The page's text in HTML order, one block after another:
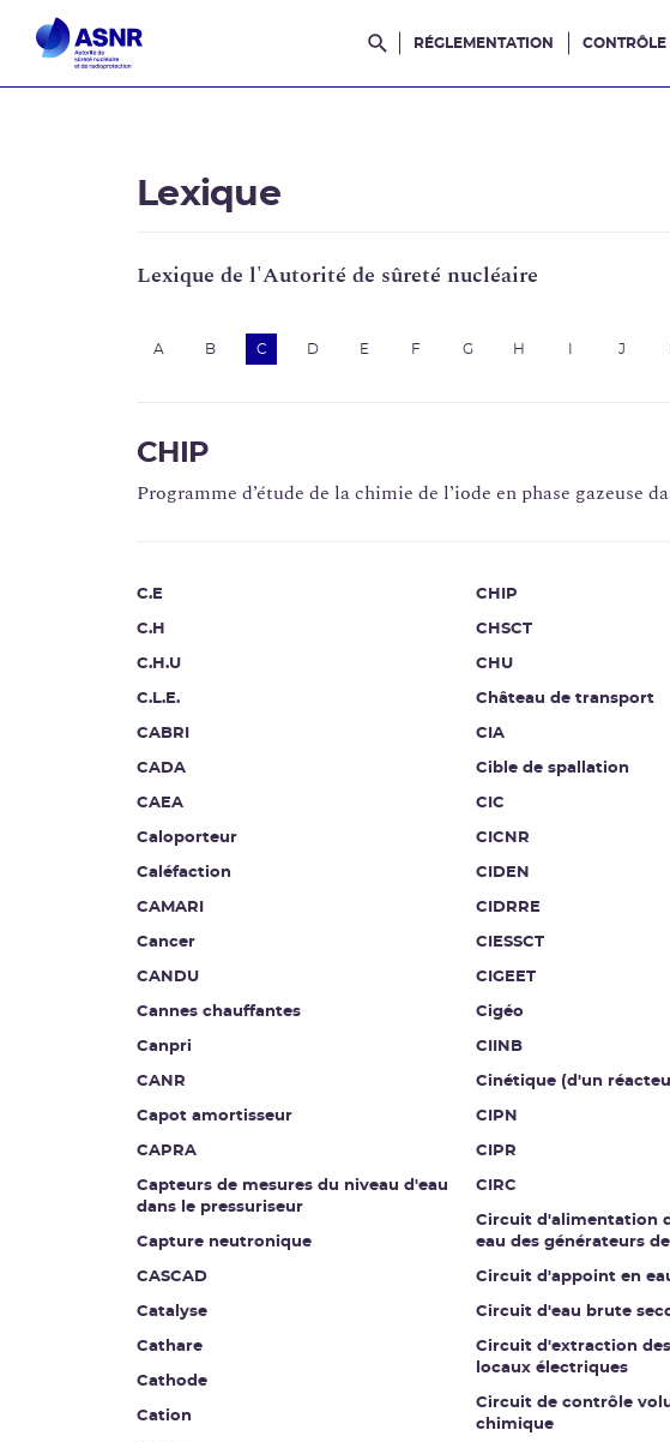
Rechercher dans le site
RÉGLEMENTATION CONTRÔLE
Lexique
Lexique de l'Autorité de sûreté nucléaire
A B C D E F G H J
CHIP
Programme d’étude de la chimie de l’iode en phase
C.E
C.H
C.H.U
C.L.E.
CABRI
CADA
CAEA
Caloporteur
Caléfaction
CAMARI
Cancer
CANDU
Cannes chauffantes
Canpri
CANR
Capot amortisseur
CAPRA
Capteurs de mesures du niveau d'eau
dans le pressuriseur
Capture neutronique
CASCAD
Catalyse
Cathare
Cathode
Cation
CHIP
CHSCT
CHU
Château de transport
CIA
Cible de spallation
CIC
CICNR
CIDEN
CIDRRE
CIESSCT
CIGEET
Cigéo
CIINB
Cinétique (d'un
CIPN
CIPR
CIRC
Circuit d'alimentation
eau des générateurs
Circuit d'appoint en
Circuit d'eau brute
Circuit d'extraction
locaux électriques
Circuit de contrôle
chimique